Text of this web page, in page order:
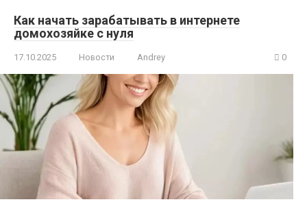
Как начать зарабатывать в интернете
домохозяйке с нуля
17.10.2025 Новости Andrey 0